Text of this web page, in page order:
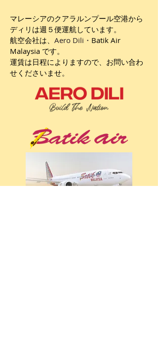
​マレーシアのクアラルンプール空港から
ディリは週５便運航しています。
航空会社は、 Aero Dili・ Batik Air
Malaysia です。
運賃は日程によりますので、お問い合わ
せくださいませ。